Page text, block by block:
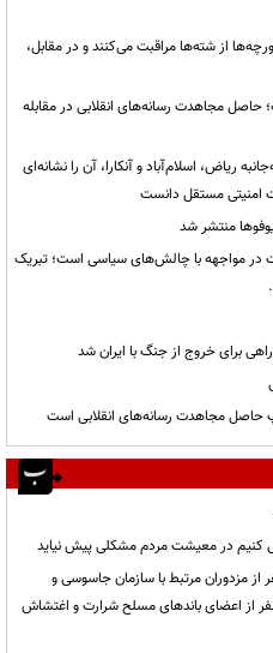
از شته‌ها مراقبت می‌کنند و در مقابل،
مجاهدت رسانه‌های انقلابی در مقابله
ریاض، اسلام‌آباد و آنکارا، آن را نشانه‌ای
امنیتی مستقل دانست
منتشر شد
در مواجهه با چالش‌های سیاسی است؛ تبریک
برای خروج از جنگ با ایران شد
حاصل مجاهدت رسانه‌های انقلابی است
می کنیم در معیشت مردم مشکلی پیش نیاید
اطلاعات: شناسایی و دستگیری ۲۱ نفر از مزدوران مرتبط با سازمان جاسوسی و
رژیم صهیونیستی و بازداشت ۴ نفر از اعضای باندهای مسلح شرارت و اغتشاش